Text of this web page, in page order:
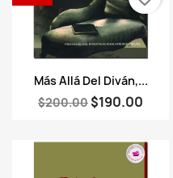
Vista rápida
Más Allá Del Diván,...
$200.00 $190.00